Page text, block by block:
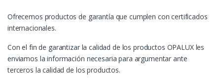
Ofrecemos productos de garantía que cumplen con certificados
internacionales.
Con el fin de garantizar la calidad de los productos OPALUX les
enviamos la información necesaria para argumentar ante
terceros la calidad de los productos.